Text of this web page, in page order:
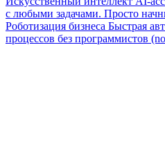
с любыми задачами. Просто
Роботизация бизнеса Быстрая
процессов без программистов